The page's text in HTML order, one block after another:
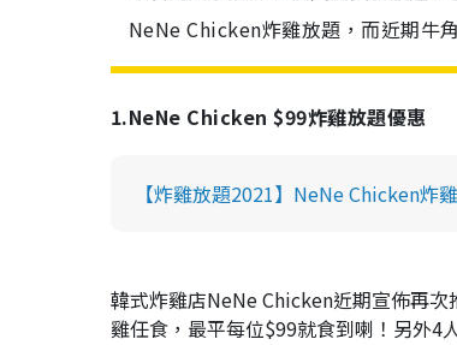
NeNe Chicken炸雞放題，而近期牛
1.NeNe Chicken $99炸雞放題優惠
【炸雞放題2021】NeNe Chicken
韓式炸雞店NeNe Chicken近期宣佈再
雞任食，最平每位$99就食到喇！另外4